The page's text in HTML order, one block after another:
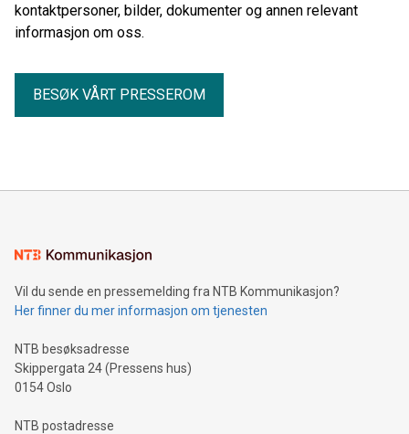
kontaktpersoner, bilder, dokumenter og annen relevant
informasjon om oss.
BESØK VÅRT PRESSEROM
Vil du sende en pressemelding fra NTB Kommunikasjon?
Her finner du mer informasjon om tjenesten
NTB besøksadresse
Skippergata 24 (Pressens hus)
0154 Oslo
NTB postadresse